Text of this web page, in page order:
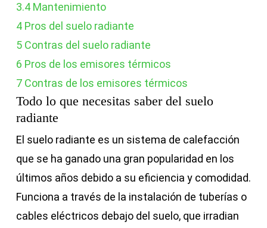
3.4 Mantenimiento
4 Pros del suelo radiante
5 Contras del suelo radiante
6 Pros de los emisores térmicos
7 Contras de los emisores térmicos
Todo lo que necesitas saber del suelo
radiante
El suelo radiante es un sistema de calefacción
que se ha ganado una gran popularidad en los
últimos años debido a su eficiencia y comodidad.
Funciona a través de la instalación de tuberías o
cables eléctricos debajo del suelo, que irradian